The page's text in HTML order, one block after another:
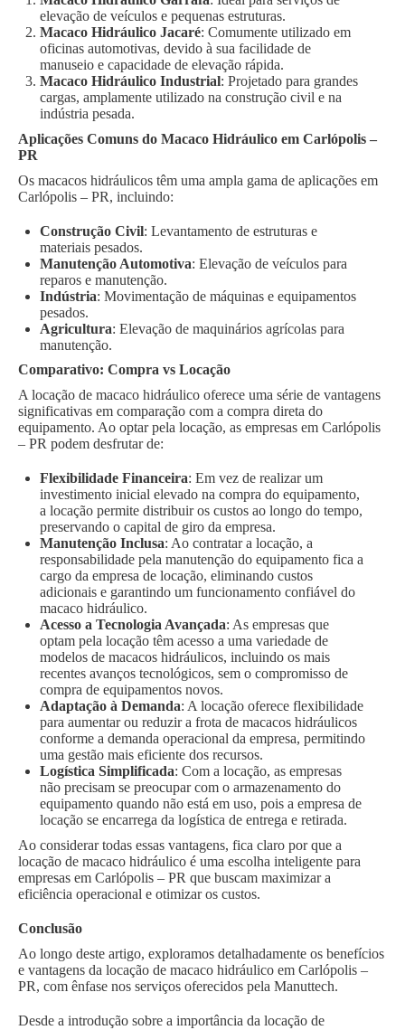
elevação de veículos e pequenas estruturas.
Macaco Hidráulico Jacaré: Comumente utilizado em
oficinas automotivas, devido à sua facilidade de
manuseio e capacidade de elevação rápida.
Macaco Hidráulico Industrial: Projetado para grandes
cargas, amplamente utilizado na construção civil e na
indústria pesada.
Aplicações Comuns do Macaco Hidráulico em Carlópolis –
PR
Os macacos hidráulicos têm uma ampla gama de aplicações em
Carlópolis – PR, incluindo:
Construção Civil: Levantamento de estruturas e
materiais pesados.
Manutenção Automotiva: Elevação de veículos para
reparos e manutenção.
Indústria: Movimentação de máquinas e equipamentos
pesados.
Agricultura: Elevação de maquinários agrícolas para
manutenção.
Comparativo: Compra vs Locação
A locação de macaco hidráulico oferece uma série de vantagens
significativas em comparação com a compra direta do
equipamento. Ao optar pela locação, as empresas em Carlópolis
– PR podem desfrutar de:
Flexibilidade Financeira: Em vez de realizar um
investimento inicial elevado na compra do equipamento,
a locação permite distribuir os custos ao longo do tempo,
preservando o capital de giro da empresa.
Manutenção Inclusa: Ao contratar a locação, a
responsabilidade pela manutenção do equipamento fica a
cargo da empresa de locação, eliminando custos
adicionais e garantindo um funcionamento confiável do
macaco hidráulico.
Acesso a Tecnologia Avançada: As empresas que
optam pela locação têm acesso a uma variedade de
modelos de macacos hidráulicos, incluindo os mais
recentes avanços tecnológicos, sem o compromisso de
compra de equipamentos novos.
Adaptação à Demanda: A locação oferece flexibilidade
para aumentar ou reduzir a frota de macacos hidráulicos
conforme a demanda operacional da empresa, permitindo
uma gestão mais eficiente dos recursos.
Logística Simplificada: Com a locação, as empresas
não precisam se preocupar com o armazenamento do
equipamento quando não está em uso, pois a empresa de
locação se encarrega da logística de entrega e retirada.
Ao considerar todas essas vantagens, fica claro por que a
locação de macaco hidráulico é uma escolha inteligente para
empresas em Carlópolis – PR que buscam maximizar a
eficiência operacional e otimizar os custos.
Conclusão
Ao longo deste artigo, exploramos detalhadamente os benefícios
e vantagens da locação de macaco hidráulico em Carlópolis –
PR, com ênfase nos serviços oferecidos pela Manuttech.
Desde a introdução sobre a importância da locação de